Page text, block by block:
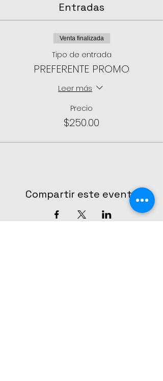
Entradas
Venta finalizada
Tipo de entrada
PREFERENTE PROMO
Leer más
Precio
$250.00
Compartir este evento